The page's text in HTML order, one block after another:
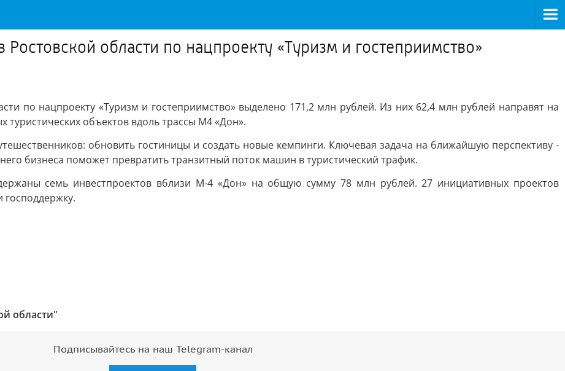
области по нацпроекту «Туризм и гостеприимство»
по нацпроекту «Туризм и гостеприимство» выделено 171,2 млн рублей. Из них 62,4 млн рублей направят на
туристических объектов вдоль трассы М4 «Дон».
обновить гостиницы и создать новые кемпинги. Ключевая задача на ближайшую перспективу -
бизнеса поможет превратить транзитный поток машин в туристический трафик.
семь инвестпроектов вблизи М-4 «Дон» на общую сумму 78 млн рублей. 27 инициативных проектов
господдержку.
области"
Подписывайтесь на наш Telegram-канал